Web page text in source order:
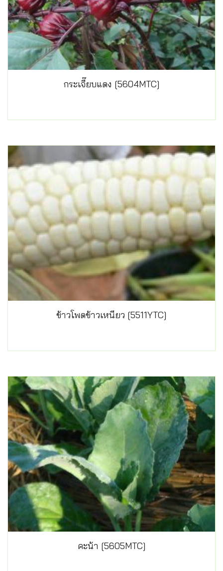
กระเจี๊ยบแดง [5604MTC]
ข้าวโพดข้าวเหนียว [5511YTC]
คะน้า [5605MTC]